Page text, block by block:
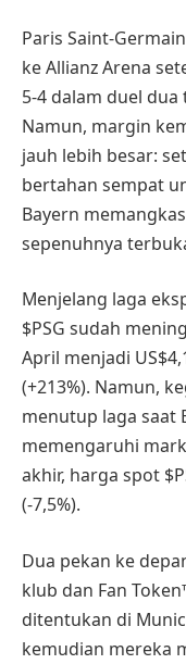
Paris Saint-
ke Allianz Arena
5-4 dalam duel
Namun, margin
jauh lebih besar:
bertahan sempat
Bayern
sepenuhnya
Menjelang laga
$PSG sudah
April menjadi
(+213%). Namun,
menutup laga saat
memengaruhi
akhir, harga spot
(-7,5%).
Dua pekan ke
klub dan Fan
ditentukan di
kemudian mereka